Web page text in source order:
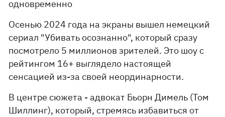
одновременно
Осенью 2024 года на экраны вышел немецкий
сериал "Убивать осознанно", который сразу
посмотрело 5 миллионов зрителей. Это шоу с
рейтингом 16+ выглядело настоящей
сенсацией из-за своей неординарности.
В центре сюжета - адвокат Бьорн Димель (Том
Шиллинг), который, стремясь избавиться от